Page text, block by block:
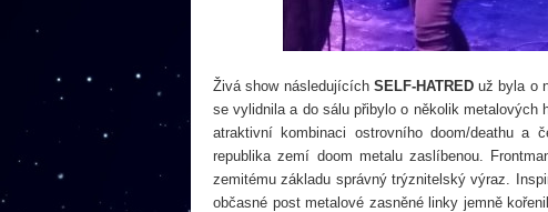
Živá show následujících SELF-HATREDuž byla o
se vylidnila a do sálu přibylo o několik
atraktivní kombinaci ostrovního doom/deathu a
republika zemí doom metalu zaslíbenou.
zemitému základu správný trýznitelský výraz.
občasné post metalové zasněné linky jemně